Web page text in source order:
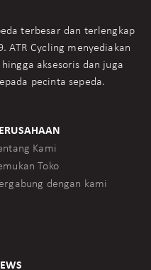
terbesar dan terlengkap
ATR Cycling menyediakan
aksesoris dan juga
pecinta sepeda.
Kami
Toko
dengan kami